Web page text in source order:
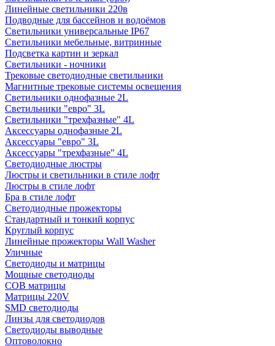
Линейные светильники 220в
Подводные для бассейнов и водоёмов
Светильники универсальные IP67
Светильники мебельные, витринные
Подсветка картин и зеркал
Светильники - ночники
Трековые светодиодные светильники
Магнитные трековые системы освещения
Светильники однофазные 2L
Светильники "евро" 3L
Светильники "трехфазные" 4L
Аксессуары однофазные 2L
Аксессуары "евро" 3L
Аксессуары "трехфазные" 4L
Светодиодные люстры
Люстры и светильники в стиле лофт
Люстры в стиле лофт
Бра в стиле лофт
Светодиодные прожекторы
Стандартный и тонкий корпус
Круглый корпус
Линейные прожекторы Wall Washer
Уличные
Светодиоды и матрицы
Мощные светодиоды
COB матрицы
Матрицы 220V
SMD светодиоды
Линзы для светодиодов
Светодиоды выводные
Оптоволокно